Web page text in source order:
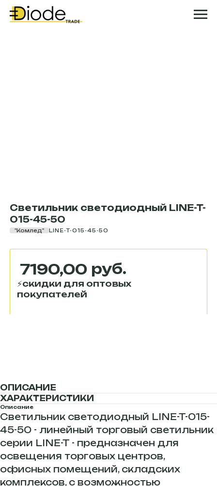
Светильник светодиодный LINE-T-
015-45-50
"Комлед" LINE-T-015-45-50
7190,00 руб.
ОПИСАНИЕ
ХАРАКТЕРИСТИКИ
Описание
Светильник светодиодный LINE-T-015-
45-50 - линейный торговый светильник
серии LINE-T - предназначен для
освещения торговых центров,
офисных помещений, складских
комплексов, с возможностью